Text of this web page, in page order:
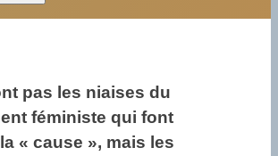
pas les niaises du
féministe qui font
« cause », mais les